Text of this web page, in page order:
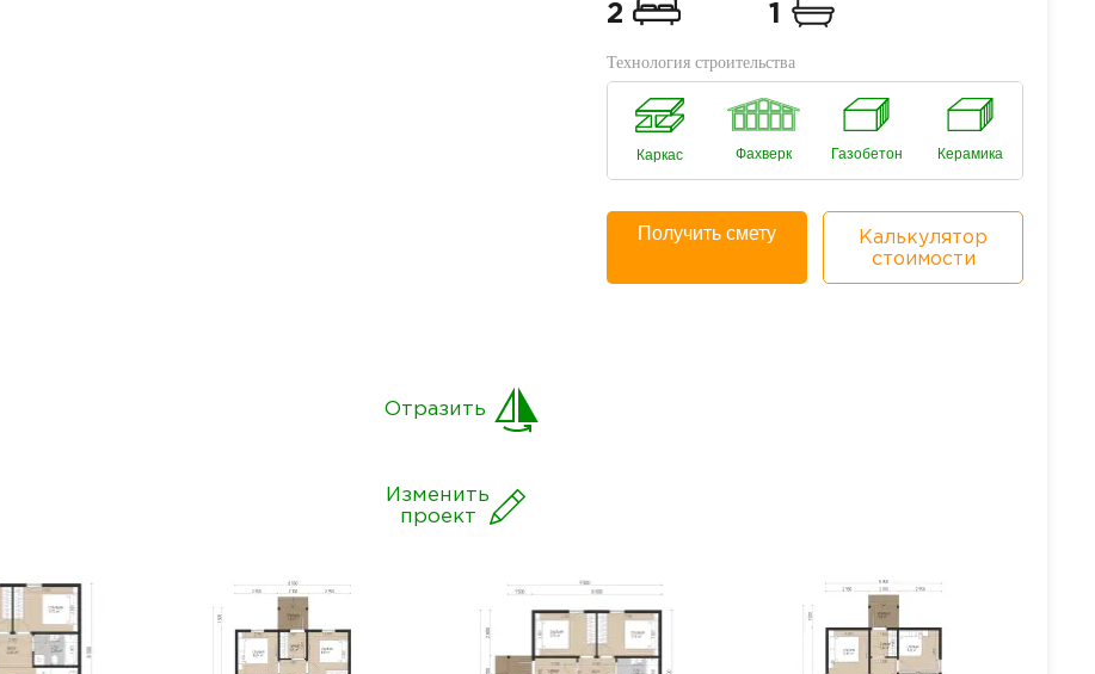
Изменить
проект
Отразить
2 1
Технология строительства
Каркас Фахверк Газобетон Керамика
Получить смету
Калькулятор
стоимости